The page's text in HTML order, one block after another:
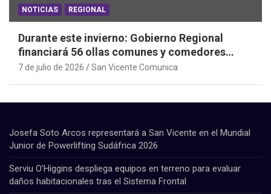
NOTICIAS REGIONAL
Durante este invierno: Gobierno Regional
financiará 56 ollas comunes y comedores
parroquiales en 11 comunas de la región
7 de julio de 2026 San Vicente Comunica
Josefa Soto Arcos representará a San Vicente en el Mundial
Junior de Powerlifting Sudáfrica 2026
Serviu O’Higgins despliega equipos en terreno para evaluar
daños habitacionales tras el Sistema Frontal